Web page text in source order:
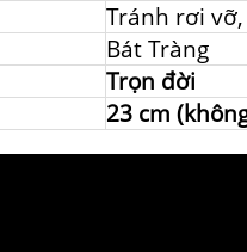
Tránh rơi
Bát Tràng
Trọn đời
23 cm